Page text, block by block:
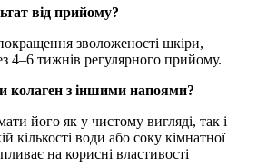
від прийому?
зволоженості шкіри,
4–6 тижнів регулярного прийому.
колаген з іншими напоями?
його як у чистому вигляді, так і
кількості води або соку кімнатної
на корисні властивості